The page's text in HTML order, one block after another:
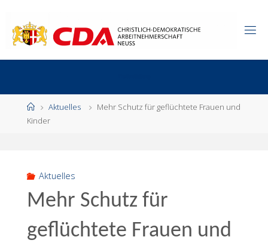
springen
StartAktuelles
Mehr Schutz für geflüchtete Frauen und
Kinder
Aktuelles
Mehr Schutz für
geflüchtete Frauen und